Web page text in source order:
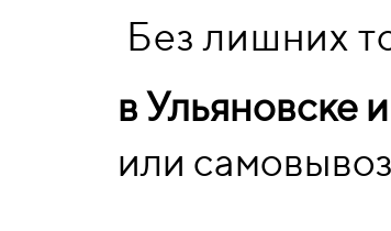
Без лишних
в Ульяновске
или самовывоз